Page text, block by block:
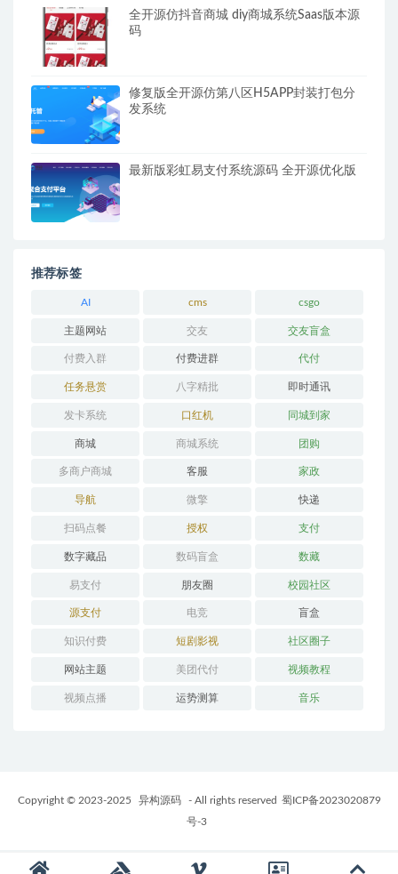
全开源仿抖音商城 diy商城系统Saas版本源
码
修复版全开源仿第八区H5APP封装打包分
发系统
最新版彩虹易支付系统源码 全开源优化版
推荐标签
AI cms csgo
主题网站 交友 交友盲盒
付费入群 付费进群 代付
任务悬赏 八字精批 即时通讯
发卡系统 口红机 同城到家
商城 商城系统 团购
多商户商城 客服 家政
导航 微擎 快递
扫码点餐 授权 支付
数字藏品 数码盲盒 数藏
易支付 朋友圈 校园社区
源支付 电竞 盲盒
知识付费 短剧影视 社区圈子
网站主题 美团代付 视频教程
视频点播 运势测算 音乐
Copyright © 2023-2025 异构源码 - All rights reserved 蜀ICP备2023020879
号-3